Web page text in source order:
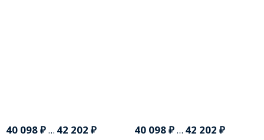
40 098₽... 42 202 ₽ 40 098₽... 42 202₽